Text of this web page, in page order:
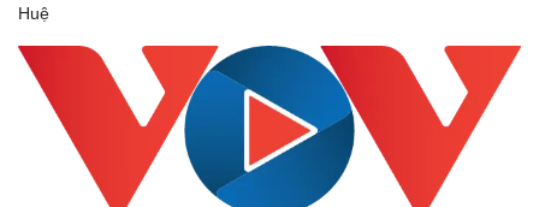
Huệ